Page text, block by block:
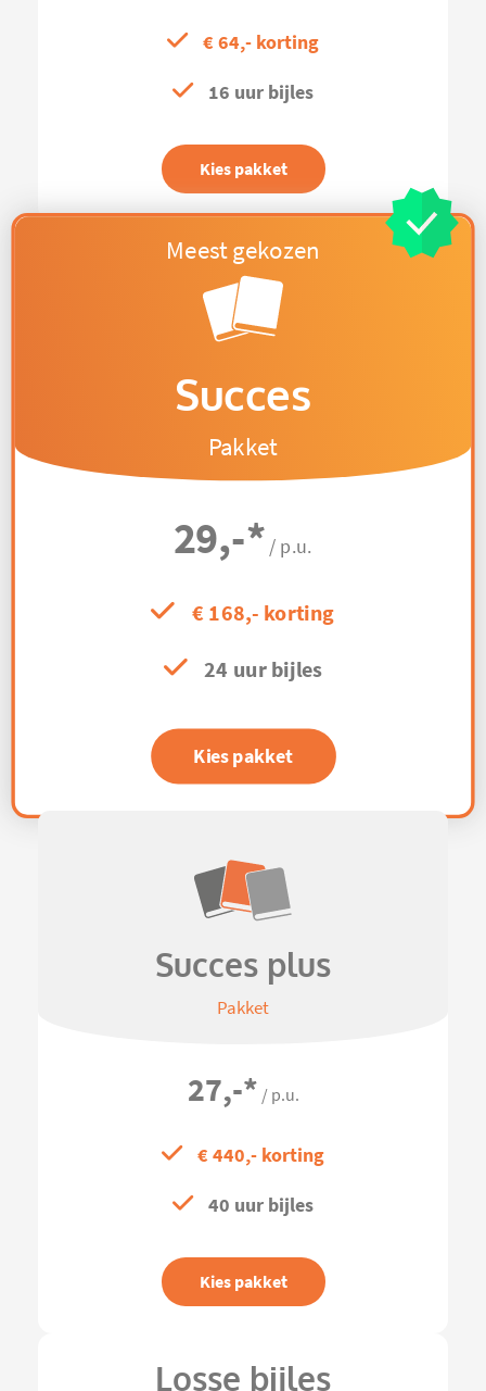
€ 64,- korting
16 uur bijles
Kies pakket
Succes
Pakket
29,-* / p.u.
€ 168,- korting
24 uur bijles
Kies pakket
Succes plus
Pakket
27,-* / p.u.
€ 440,- korting
40 uur bijles
Kies pakket
Losse bijles